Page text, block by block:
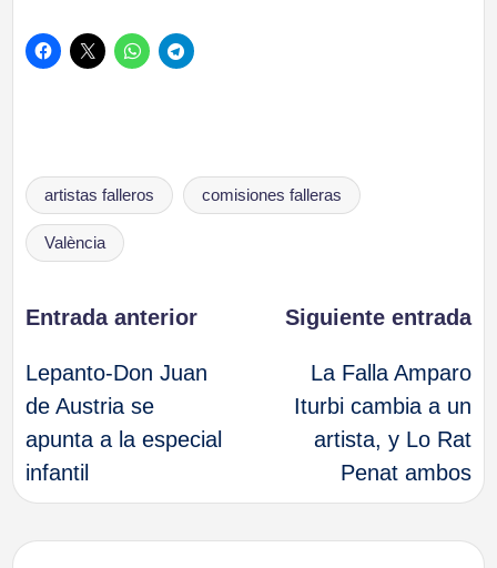
Etiquetas:
artistas falleros comisiones falleras
València
Navegación
de
entradas
Entrada anterior
Lepanto-Don Juan
de Austria se
apunta a la especial
infantil
Siguiente entrada
La Falla Amparo
Iturbi cambia a un
artista, y Lo Rat
Penat ambos